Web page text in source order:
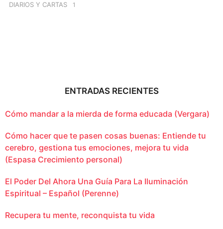
DIARIOS Y CARTAS 1
ENTRADAS RECIENTES
Cómo mandar a la mierda de forma educada (Vergara)
Cómo hacer que te pasen cosas buenas: Entiende tu
cerebro, gestiona tus emociones, mejora tu vida
(Espasa Crecimiento personal)
El Poder Del Ahora Una Guía Para La Iluminación
Espiritual – Español (Perenne)
Recupera tu mente, reconquista tu vida